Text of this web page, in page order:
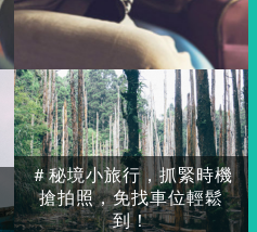
＃秘境小旅行，抓緊時機
搶拍照，免找車位輕鬆
到！